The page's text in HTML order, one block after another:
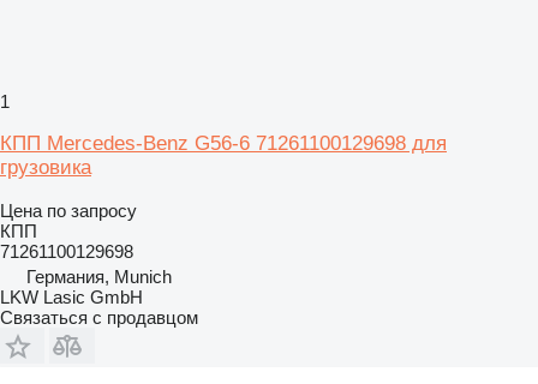
1
КПП Mercedes-Benz G56-6 71261100129698 для
грузовика
Цена по запросу
КПП
71261100129698
Германия, Munich
LKW Lasic GmbH
Связаться с продавцом